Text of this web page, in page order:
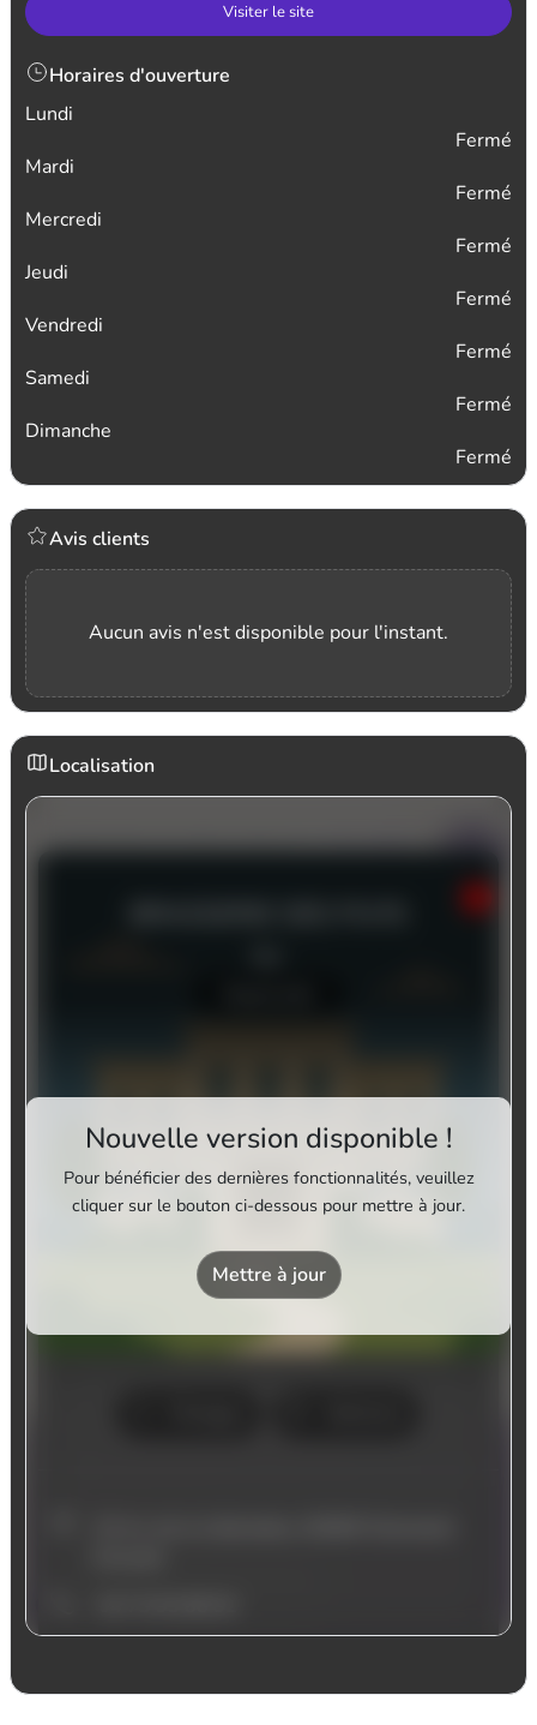
Visiter le site
Horaires d'ouverture
Lundi
Fermé
Mardi
Fermé
Mercredi
Fermé
Jeudi
Fermé
Vendredi
Fermé
Samedi
Fermé
Dimanche
Fermé
Avis clients
Aucun avis n'est disponible pour l'instant.
Localisation